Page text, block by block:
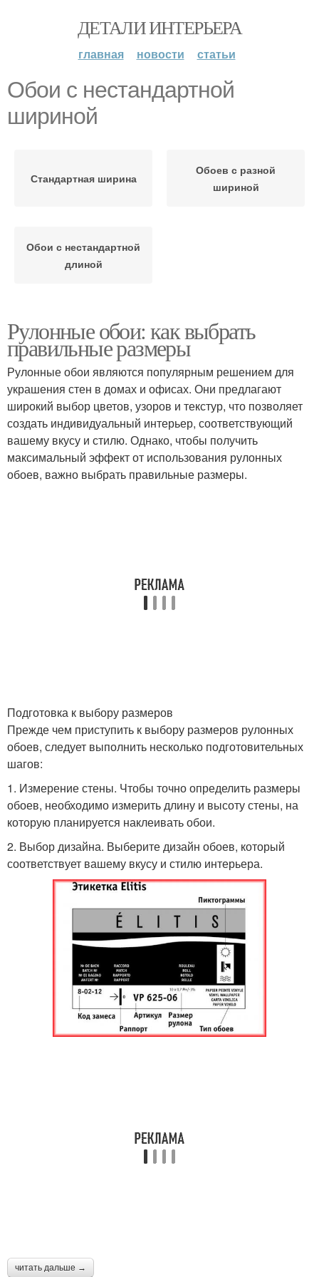
ДЕТАЛИ ИНТЕРЬЕРА
главная новости статьи
Обои с нестандартной
шириной
Стандартная ширина
Обоев с разной
шириной
Обои с нестандартной
длиной
Рулонные обои: как выбрать
правильные размеры
Рулонные обои являются популярным решением для
украшения стен в домах и офисах. Они предлагают
широкий выбор цветов, узоров и текстур, что позволяет
создать индивидуальный интерьер, соответствующий
вашему вкусу и стилю. Однако, чтобы получить
максимальный эффект от использования рулонных
обоев, важно выбрать правильные размеры.
Подготовка к выбору размеров
Прежде чем приступить к выбору размеров рулонных
обоев, следует выполнить несколько подготовительных
шагов:
1. Измерение стены. Чтобы точно определить размеры
обоев, необходимо измерить длину и высоту стены, на
которую планируется наклеивать обои.
2. Выбор дизайна. Выберите дизайн обоев, который
соответствует вашему вкусу и стилю интерьера.
читать дальше →